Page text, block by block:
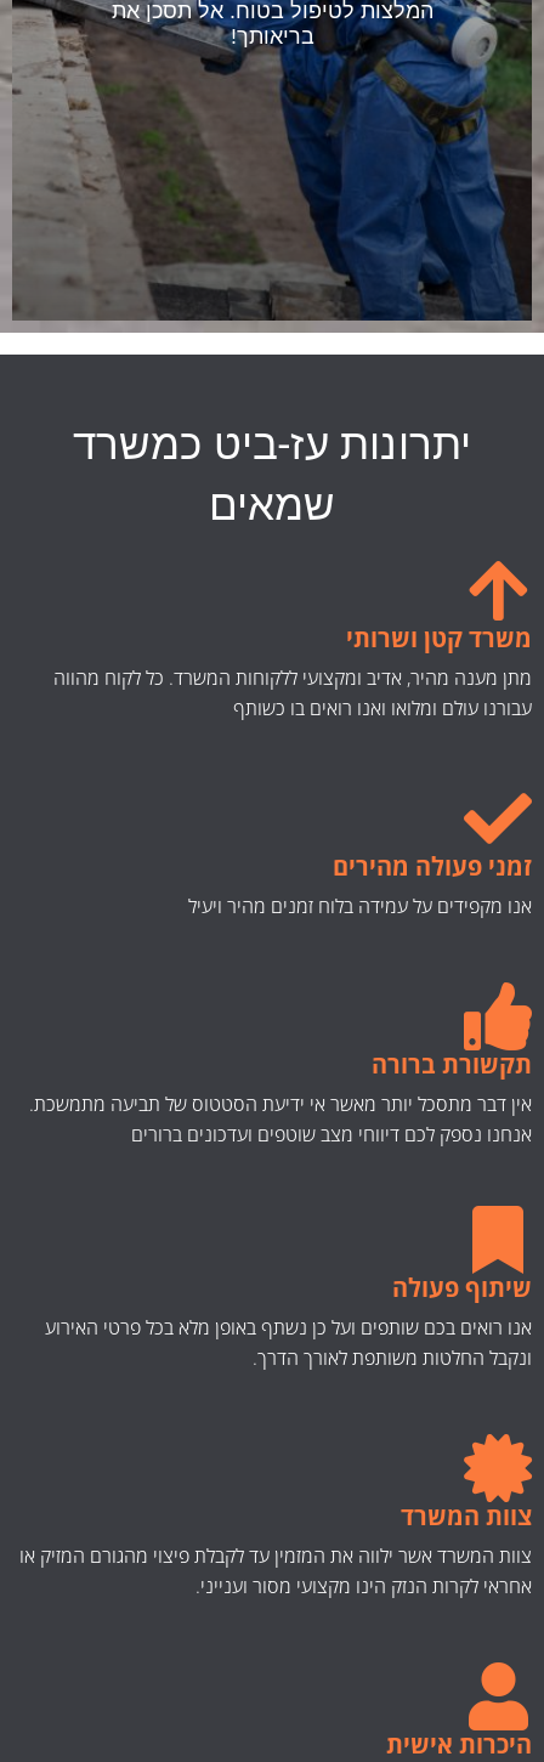
המלצות לטיפול בטוח. אל תסכן את
בריאותך!
יתרונות עז-ביט כמשרד
שמאים
משרד קטן ושרותי
מתן מענה מהיר, אדיב ומקצועי ללקוחות המשרד. כל לקוח מהווה
עבורנו עולם ומלואו ואנו רואים בו כשותף
זמני פעולה מהירים
אנו מקפידים על עמידה בלוח זמנים מהיר ויעיל
תקשורת ברורה
אין דבר מתסכל יותר מאשר אי ידיעת הסטטוס של תביעה מתמשכת.
אנחנו נספק לכם דיווחי מצב שוטפים ועדכונים ברורים
שיתוף פעולה
אנו רואים בכם שותפים ועל כן נשתף באופן מלא בכל פרטי האירוע
ונקבל החלטות משותפת לאורך הדרך.
צוות המשרד
צוות המשרד אשר ילווה את המזמין עד לקבלת פיצוי מהגורם המזיק או
אחראי לקרות הנזק הינו מקצועי מסור וענייני.
היכרות אישית